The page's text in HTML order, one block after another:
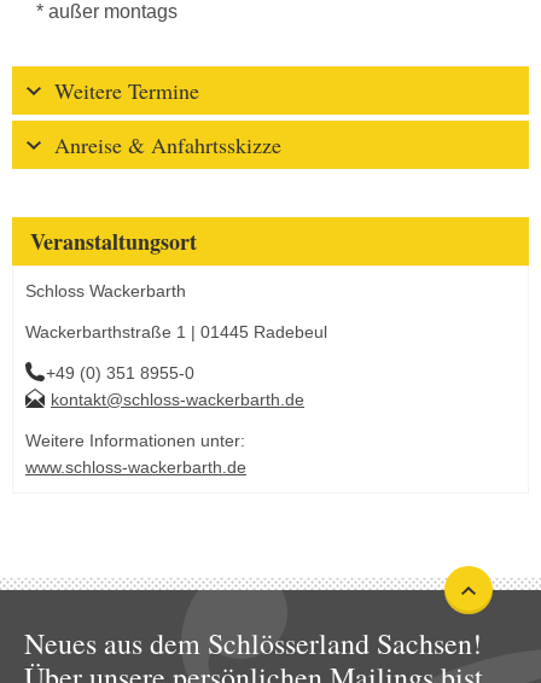
* außer montags
Weitere Termine
Anreise & Anfahrtsskizze
Veranstaltungsort
Schloss Wackerbarth
Wackerbarthstraße 1 | 01445 Radebeul
+49 (0) 351 8955-0
kontakt@schloss-wackerbarth.de
Weitere Informationen unter:
www.schloss-wackerbarth.de
Neues aus dem Schlösserland Sachsen!